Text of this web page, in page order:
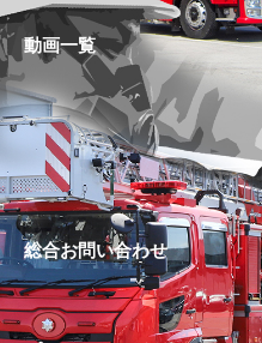
動画一覧
総合お問い合わせ